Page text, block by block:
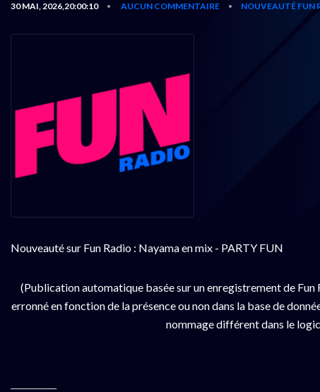
30 MAI, 2026,20:00:10 • AUCUN COMMENTAIRE • NOUVEAUTÉ FUN
Nouveauté sur Fun Radio : Nayama en mix - PARTY FUN
(Publication automatique basée sur un enregistrement de
erronné en fonction de la présence ou non dans la base de
nommage différent dans le